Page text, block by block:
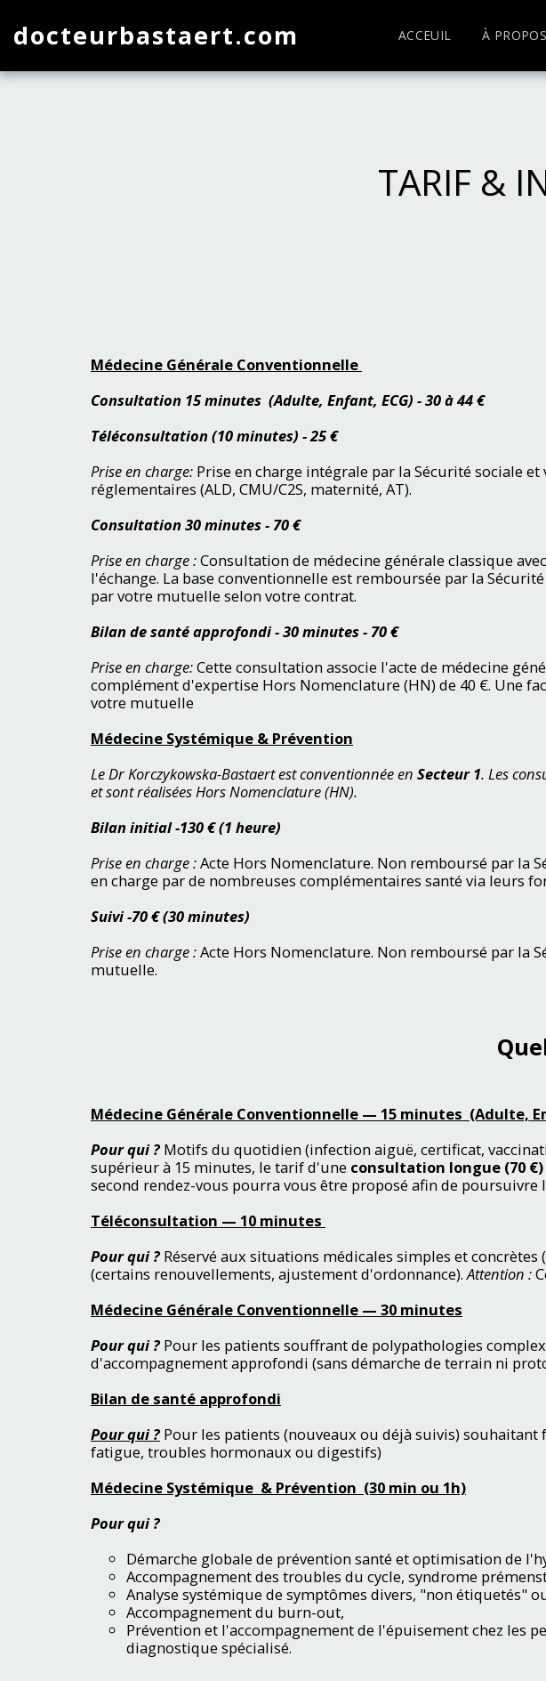
docteurbastaert.com ACCEUIL À PROPOS
TARIF &
Médecine Générale Conventionnelle
Consultation 15 minutes (Adulte, Enfant, ECG) - 30 à 44 €
Téléconsultation (10 minutes) - 25 €
Prise en charge: Prise en charge intégrale par la Sécurité sociale
réglementaires (ALD, CMU/C2S, maternité, AT).
Consultation 30 minutes - 70 €
Prise en charge :Consultation de médecine générale classique
l'échange. La base conventionnelle est remboursée par la
par votre mutuelle selon votre contrat.
Bilan de santé approfondi - 30 minutes - 70 €
Prise en charge:Cette consultation associe l'acte de médecine
complément d'expertise Hors Nomenclature (HN) de 40 €. Une
votre mutuelle
Médecine Systémique & Prévention
Le Dr Korczykowska-Bastaert est conventionnée en Secteur 1. Les
et sont réalisées Hors Nomenclature (HN).
Bilaninitial -130 € (1 heure)
Prise en charge :Acte Hors Nomenclature. Non remboursé par la
en charge par de nombreuses complémentaires santé via leurs
Suivi -70 € (30 minutes)
Prise en charge :Acte Hors Nomenclature. Non remboursé par la
mutuelle.
Médecine Générale Conventionnelle — 15 minutes (Adulte,
Pour qui ? Motifs du quotidien (infection aiguë, certificat,
supérieur à 15 minutes, le tarif d'une consultation longue (70 €)
second rendez-vous pourra vous être proposé afin de
Téléconsultation — 10 minutes
Pour qui ? Réservé aux situations médicales simples et
(certains renouvellements, ajustement d'ordonnance).Attention :
Médecine Générale Conventionnelle — 30 minutes
Pour qui ? Pour les patients souffrant de polypathologies
d'accompagnement approfondi (sans démarche de terrain ni
Bilan de santé approfondi
Pour qui ? Pour les patients (nouveaux ou déjà suivis)
fatigue, troubles hormonaux ou digestifs)
Médecine Systémique & Prévention (30 min ou 1h)
Pour qui ?
Démarche globale de prévention santé et optimisation de
Accompagnement des troubles du cycle, syndrome
Analyse systémique de symptômes divers, "non étiquetés"
Accompagnement du burn-out,
Prévention et l'accompagnement de l'épuisement chez les
diagnostique spécialisé.